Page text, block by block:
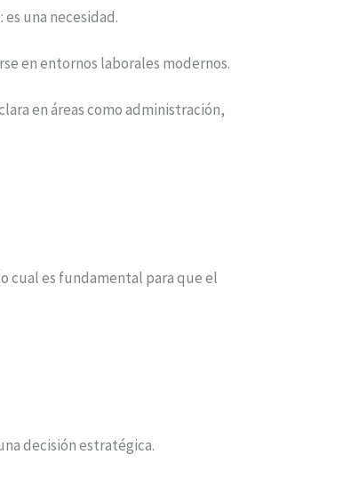
es una necesidad.
en entornos laborales modernos.
en áreas como administración,
cual es fundamental para que el
decisión estratégica.